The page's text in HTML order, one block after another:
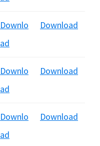
Downlo
ad
Download
Downlo
ad
Download
Downlo
ad
Download